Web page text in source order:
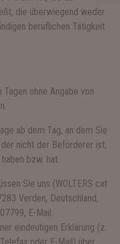
die überwiegend weder
beruflichen Tätigkeit
ohne Angabe von
ab dem Tag, an dem Sie
nicht der Beförderer ist,
bzw. hat.
Sie uns (WOLTERS cat
Verden, Deutschland,
E-Mail:
eindeutigen Erklärung (z.